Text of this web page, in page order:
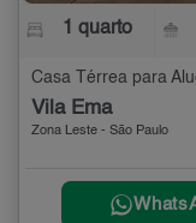
1 quarto
Casa Térrea para
Vila Ema
Zona Leste - São Paulo